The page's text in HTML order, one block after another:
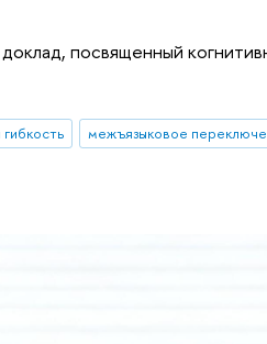
посвященный
гибкость
межъязыковое